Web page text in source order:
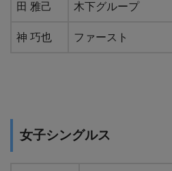
田 雅己 木下グループ
神 巧也 ファースト
女子シングルス